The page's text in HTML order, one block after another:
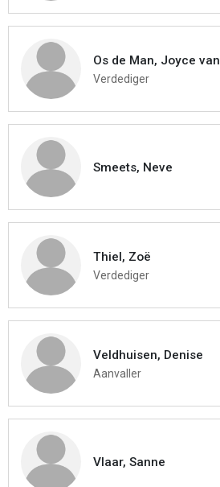
Os de Man, Joyce van
Verdediger
Smeets, Neve
Thiel, Zoë
Verdediger
Veldhuisen, Denise
Aanvaller
Vlaar, Sanne